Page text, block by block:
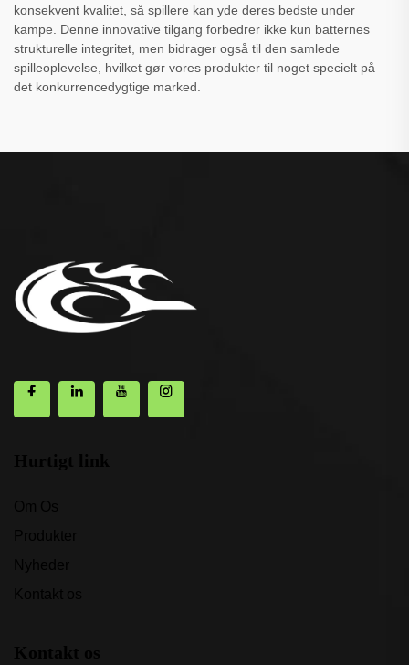
konsekvent kvalitet, så spillere kan yde deres bedste under
kampe. Denne innovative tilgang forbedrer ikke kun batternes
strukturelle integritet, men bidrager også til den samlede
spilleoplevelse, hvilket gør vores produkter til noget specielt på
det konkurrencedygtige marked.